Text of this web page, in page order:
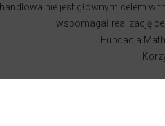
nie jest głównym celem
wspomagał realizację
Fundacja